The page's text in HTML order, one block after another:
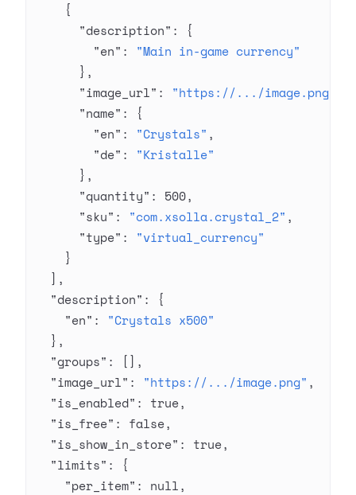
    {
      "description"
: {
        "en"
: "Main in-game currency"
      },
      "image_url"
: "https://.../image.png"
      "name"
: {
        "en"
: "Crystals" ,
        "de"
: "Kristalle"
      },
      "quantity"
: 500,
      "sku"
: "com.xsolla.crystal_2" ,
      "type"
: "virtual_currency"
    }
  ],
  "description"
: {
    "en"
: "Crystals x500"
  },
  "groups"
: [],
  "image_url"
: "https://.../image.png" ,
  "is_enabled"
: true,
  "is_free"
: false,
  "is_show_in_store"
: true,
  "limits"
: {
    "per_item"
: null,